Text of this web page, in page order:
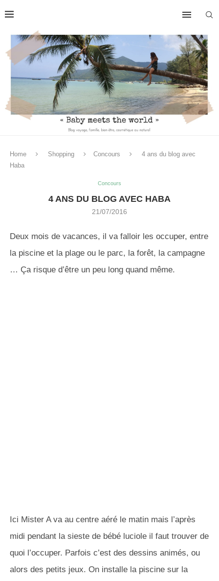
Home Shopping Concours
4 ans du blog avec
Haba
Concours
4 ANS DU BLOG AVEC HABA
21/07/2016
Deux mois de vacances, il va falloir les occuper, entre
la piscine et la plage ou le parc, la forêt, la campagne
… Ça risque d’être un peu long quand même.
Ici Mister A va au centre aéré le matin mais l’après
midi pendant la sieste de bébé luciole il faut trouver de
quoi l’occuper. Parfois c’est des dessins animés, ou
alors des petits jeux. On installe la piscine sur la